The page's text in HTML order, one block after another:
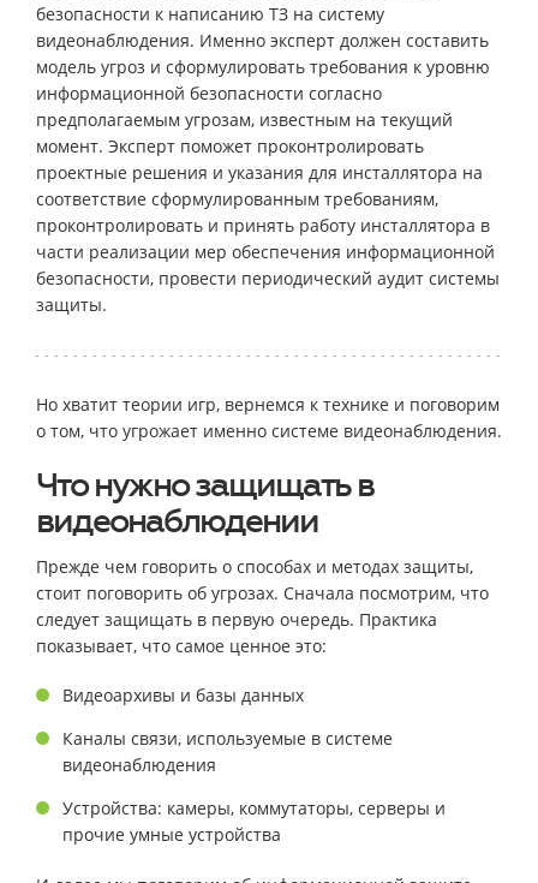
безопасности к написанию ТЗ на систему
видеонаблюдения. Именно эксперт должен составить
модель угроз и сформулировать требования к уровню
информационной безопасности согласно
предполагаемым угрозам, известным на текущий
момент. Эксперт поможет проконтролировать
проектные решения и указания для инсталлятора на
соответствие сформулированным требованиям,
проконтролировать и принять работу инсталлятора в
части реализации мер обеспечения информационной
безопасности, провести периодический аудит системы
защиты.
Но хватит теории игр, вернемся к технике и поговорим
о том, что угрожает именно системе видеонаблюдения.
Что нужно защищать в
видеонаблюдении
Прежде чем говорить о способах и методах защиты,
стоит поговорить об угрозах. Сначала посмотрим, что
следует защищать в первую очередь. Практика
показывает, что самое ценное это:
Видеоархивы и базы данных
Каналы связи, используемые в системе
видеонаблюдения
Устройства: камеры, коммутаторы, серверы и
прочие умные устройства